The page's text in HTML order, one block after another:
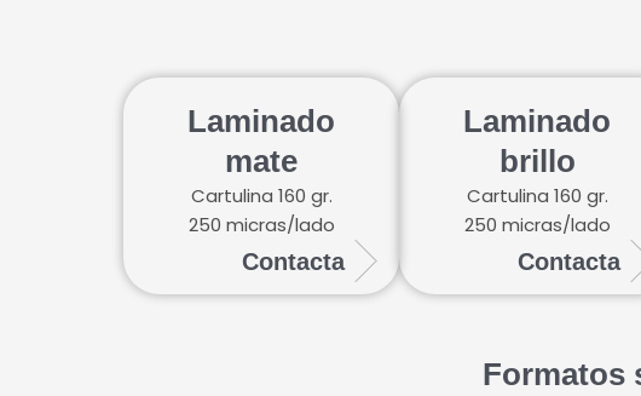
Laminado
mate
Cartulina 160 gr.
250 micras/lado
Contacta
Laminado
brillo
Cartulina 160 gr.
250 micras/lado
Contacta
Formatos